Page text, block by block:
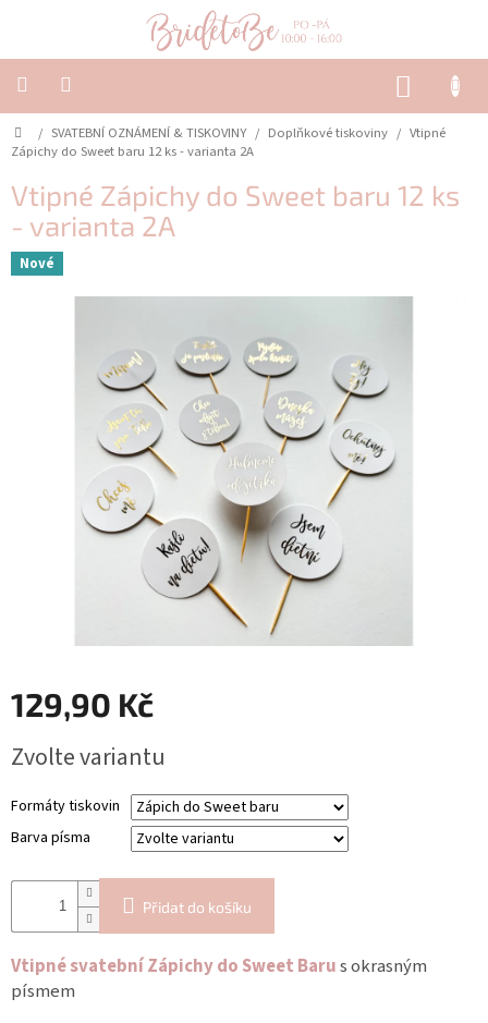
SVATEBNÍ
OZNÁMENÍ
SVATEBNÍ
DEKORACE
Domů
/ SVATEBNÍ OZNÁMENÍ & TISKOVINY / Doplňkové tiskoviny / Vtipné
Zápichy do Sweet baru 12 ks - varianta 2A
Vtipné Zápichy do Sweet baru 12 ks
- varianta 2A
Nové
129,90 Kč
cena:
Zvolte variantu
Formáty tiskovin
Barva písma
Přidat do košíku
Vtipné svatební Zápichy do Sweet Barus okrasným
písmem